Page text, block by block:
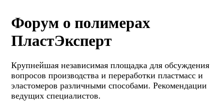
Форум о полимерах
ПластЭксперт
Крупнейшая независимая площадка для обсуждения
вопросов производства и переработки пластмасс и
эластомеров различными способами. Рекомендации
ведущих специалистов.